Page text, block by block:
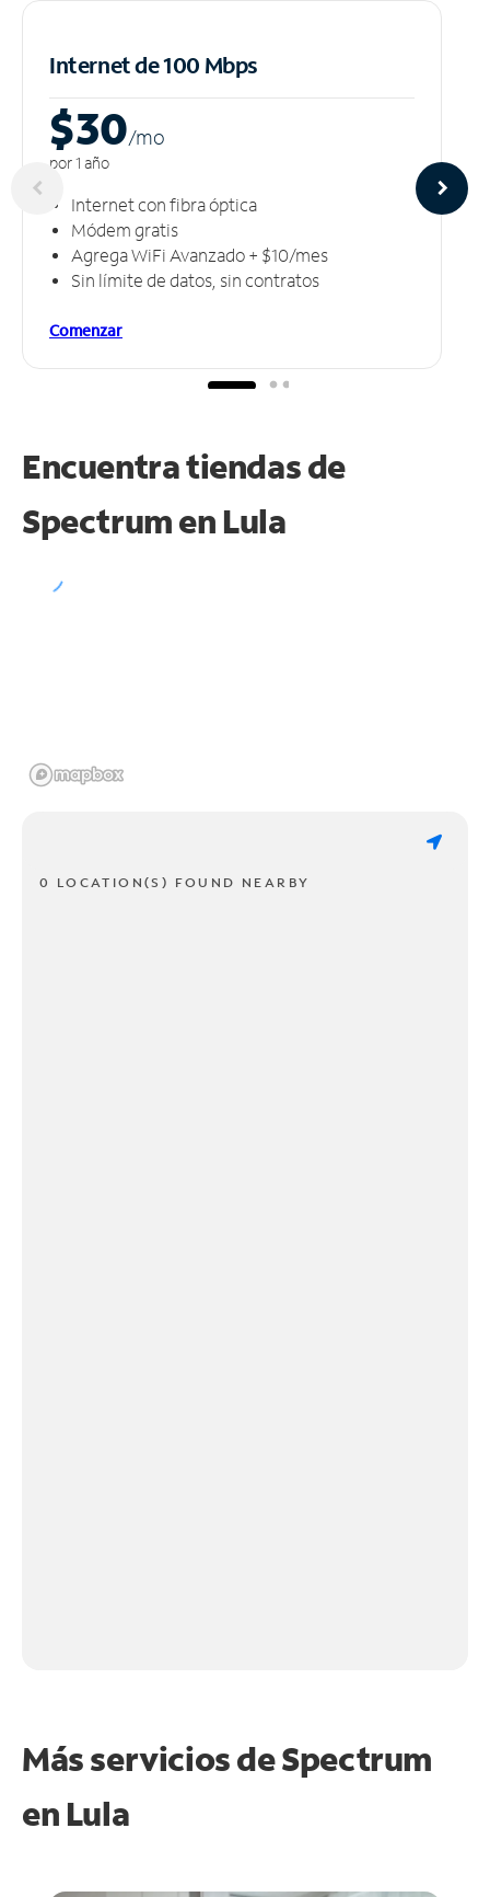
Internet de 100 Mbps
$30/mo
por 1 año
Internet con fibra óptica
Módem gratis
Agrega WiFi Avanzado + $10/mes
Sin límite de datos, sin contratos
Comenzar
Encuentra tiendas de
Spectrum en Lula
0 LOCATION(S) FOUND NEARBY
Más servicios de Spectrum
en Lula